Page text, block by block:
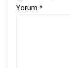
Yorum *